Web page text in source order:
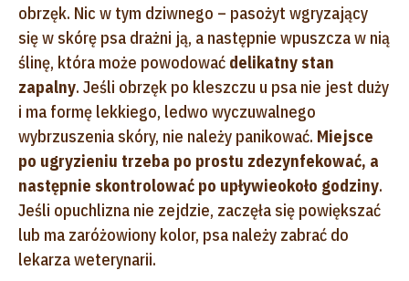
obrzęk. Nic w tym dziwnego – pasożyt wgryzający
się w skórę psa drażni ją, a następnie wpuszcza w nią
ślinę, która może powodować delikatny stan
zapalny. Jeśli obrzęk po kleszczu u psa nie jest duży
i ma formę lekkiego, ledwo wyczuwalnego
wybrzuszenia skóry, nie należy panikować. Miejsce
po ugryzieniu trzeba po prostu zdezynfekować, a
następnie skontrolować po upływieokoło godziny.
Jeśli opuchlizna nie zejdzie, zaczęła się powiększać
lub ma zaróżowiony kolor, psa należy zabrać do
lekarza weterynarii.